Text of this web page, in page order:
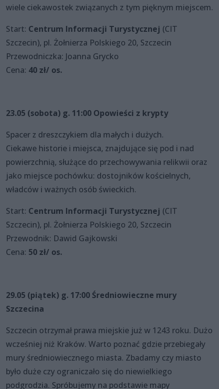
wiele ciekawostek związanych z tym pięknym miejscem.
Start: Centrum Informacji Turystycznej (CIT
Szczecin), pl. Żołnierza Polskiego 20, Szczecin
Przewodniczka: Joanna Grycko
Cena: 40 zł/ os.
23.05 (sobota) g. 11:00 Opowieści z krypty
Spacer z dreszczykiem dla małych i dużych.
Ciekawe historie i miejsca, znajdujące się pod i nad
powierzchnią, służące do przechowywania relikwii oraz
jako miejsce pochówku: dostojników kościelnych,
władców i ważnych osób świeckich.
Start: Centrum Informacji Turystycznej (CIT
Szczecin), pl. Żołnierza Polskiego 20, Szczecin
Przewodnik: Dawid Gajkowski
Cena: 50 zł/ os.
29.05 (piątek) g. 17:00 Średniowieczne mury
Szczecina
Szczecin otrzymał prawa miejskie już w 1243 roku. Dużo
wcześniej niż Kraków. Warto poznać gdzie przebiegały
mury średniowiecznego miasta. Zbadamy czy miasto
było duże czy ograniczało się do niewielkiego
podgrodzia. Spróbujemy na podstawie mapy